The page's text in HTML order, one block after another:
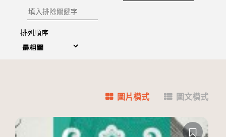
排除關鍵字
排列順序
圖片模式 圖文模式